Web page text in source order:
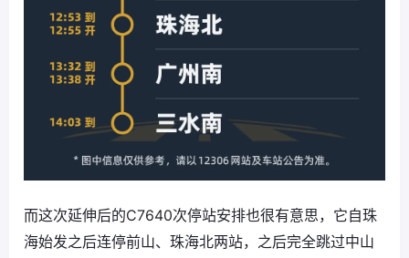
而这次延伸后的C7640次停站安排也很有意思，它自珠
海始发之后连停前山、珠海北两站，之后完全跳过中山